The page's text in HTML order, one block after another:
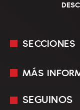
SECCIONES
En Vivo
MÁS
Mediakit
SEGUINOS